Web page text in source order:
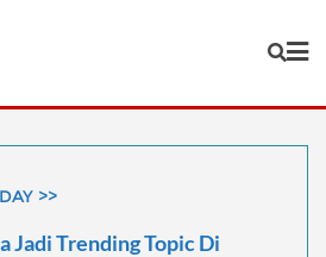
>>
Jadi Trending Topic Di